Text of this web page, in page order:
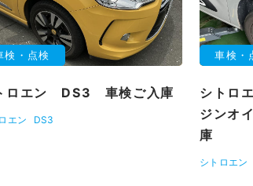
検・点検
ロエン DS3 車検ご入庫
エン DS3
車検・
シトロ
ジンオ
庫
シトロエン